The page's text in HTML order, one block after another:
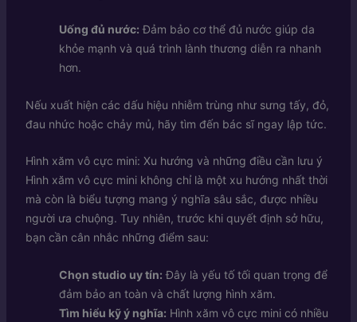
Uống đủ nước: Đảm bảo cơ thể đủ nước giúp da
khỏe mạnh và quá trình lành thương diễn ra nhanh
hơn.
Nếu xuất hiện các dấu hiệu nhiễm trùng như sưng tấy, đỏ,
đau nhức hoặc chảy mủ, hãy tìm đến bác sĩ ngay lập tức.
Hình xăm vô cực mini: Xu hướng và những điều cần lưu ý
Hình xăm vô cực mini không chỉ là một xu hướng nhất thời
mà còn là biểu tượng mang ý nghĩa sâu sắc, được nhiều
người ưa chuộng. Tuy nhiên, trước khi quyết định sở hữu,
bạn cần cân nhắc những điểm sau:
Chọn studio uy tín: Đây là yếu tố tối quan trọng để
đảm bảo an toàn và chất lượng hình xăm.
Tìm hiểu kỹ ý nghĩa: Hình xăm vô cực mini có nhiều